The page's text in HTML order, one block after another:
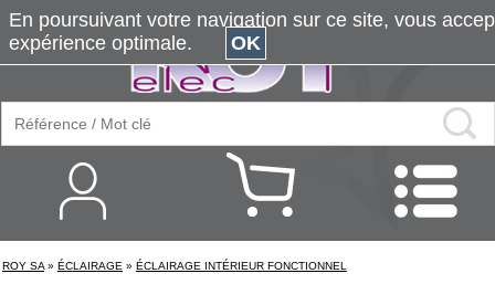
ROY SA » ÉCLAIRAGE » ÉCLAIRAGE INTÉRIEUR FONCTIONNEL
En poursuivant votre navigation sur ce site, vous
expérience optimale.
OK